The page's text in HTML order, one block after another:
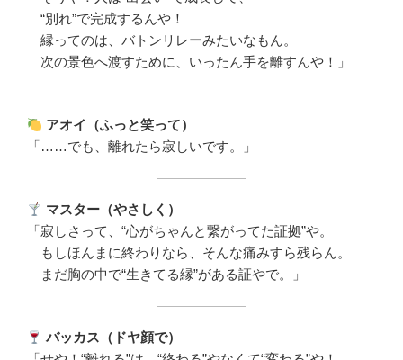
“別れ”で完成するんや！
縁ってのは、バトンリレーみたいなもん。
次の景色へ渡すために、いったん手を離すんや！」
アオイ（ふっと笑って）
「……でも、離れたら寂しいです。」
マスター（やさしく）
「寂しさって、“心がちゃんと繋がってた証拠”や。
もしほんまに終わりなら、そんな痛みすら残らん。
まだ胸の中で“生きてる縁”がある証やで。」
バッカス（ドヤ顔で）